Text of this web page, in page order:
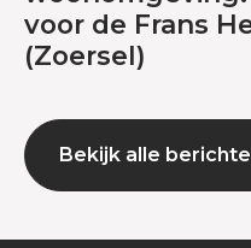
voor de Frans
(Zoersel)
Bekijk alle